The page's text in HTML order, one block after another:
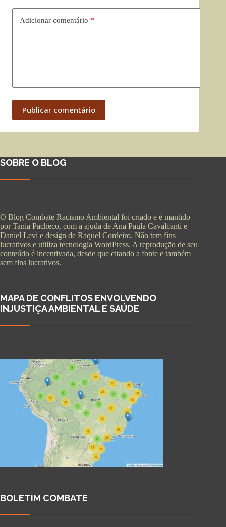
Adicionar comentário *
Publicar comentário
SOBRE O BLOG
O Blog Combate Racismo Ambiental foi criado e é mantido
por Tania Pacheco, com a ajuda de Ana Paula Cavalcanti e
Daniel Levi e design de Raquel Cordeiro. Não tem fins
lucrativos e utiliza tecnologia WordPress. A reprodução de seu
conteúdo é incentivada, desde que citando a fonte e também
sem fins lucrativos.
MAPA DE CONFLITOS ENVOLVENDO
INJUSTIÇA AMBIENTAL E SAÚDE
BOLETIM COMBATE